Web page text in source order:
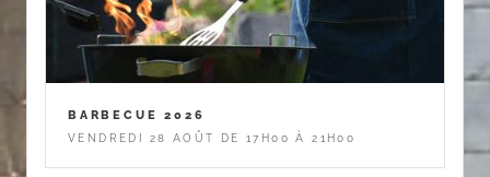
BARBECUE 2026
VENDREDI 28 AOÛT DE 17H00 À 21H00